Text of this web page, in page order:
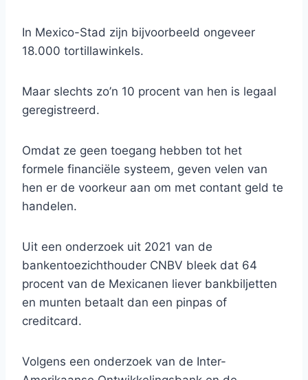
In Mexico-Stad zijn bijvoorbeeld ongeveer
18.000 tortillawinkels.
Maar slechts zo’n 10 procent van hen is legaal
geregistreerd.
Omdat ze geen toegang hebben tot het
formele financiële systeem, geven velen van
hen er de voorkeur aan om met contant geld te
handelen.
Uit een onderzoek uit 2021 van de
bankentoezichthouder CNBV bleek dat 64
procent van de Mexicanen liever bankbiljetten
en munten betaalt dan een pinpas of
creditcard.
Volgens een onderzoek van de Inter-